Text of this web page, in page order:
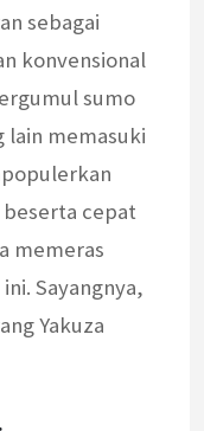
sebagai
konvensional
sumo
lain memasuki
cepat
memeras
Sayangnya,
Yakuza